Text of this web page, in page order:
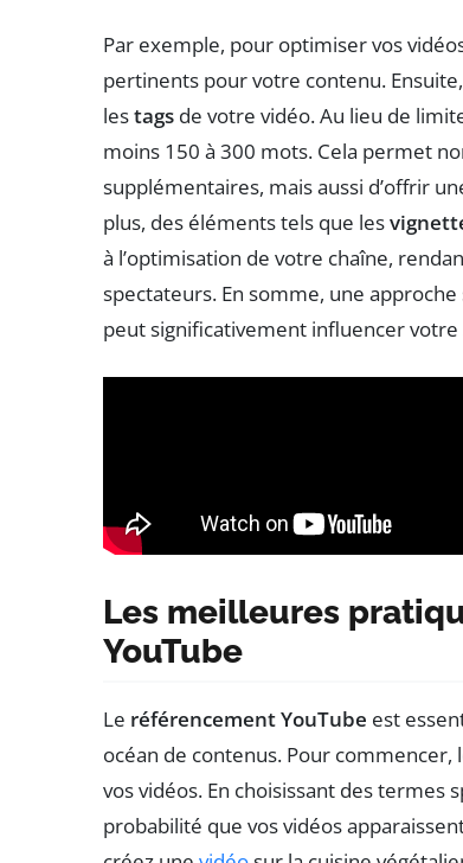
Par exemple, pour optimiser vos
pertinents pour votre contenu.
lestags de votre vidéo. Au lieu de
moins 150 à 300 mots. Cela permet
supplémentaires, mais aussi d’offrir
plus, des éléments tels que les
à l’optimisation de votre chaîne,
spectateurs. En somme, une
peut significativement influencer votre
Les meilleures
YouTube
Le référencement YouTube est
océan de contenus. Pour commencer,
vos vidéos. En choisissant des termes
probabilité que vos vidéos